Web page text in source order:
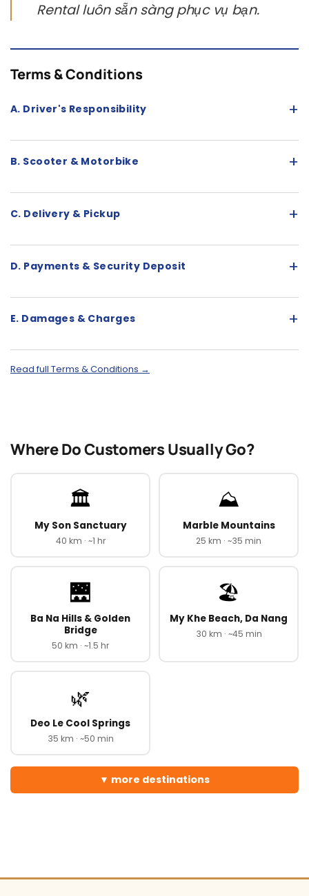
Rental luôn sẵn sàng phục vụ bạn.
Terms & Conditions
A. Driver's Responsibility +
B. Scooter & Motorbike +
C. Delivery & Pickup +
D. Payments & Security Deposit +
E. Damages & Charges +
Read full Terms & Conditions →
Where Do Customers Usually Go?
🏛️
My Son Sanctuary
40 km · ~1 hr
⛰️
Marble Mountains
25 km · ~35 min
🌉
Ba Na Hills & Golden
Bridge
50 km · ~1.5 hr
🏖️
My Khe Beach, Da Nang
30 km · ~45 min
🌿
Deo Le Cool Springs
35 km · ~50 min
more destinations